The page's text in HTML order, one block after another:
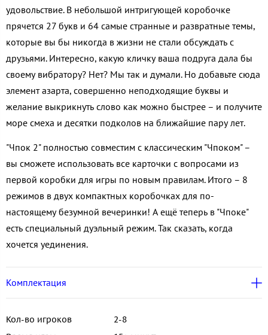
удовольствие. В небольшой интригующей коробочке
прячется 27 букв и 64 самые странные и развратные темы,
которые вы бы никогда в жизни не стали обсуждать с
друзьями. Интересно, какую кличку ваша подруга дала бы
своему вибратору? Нет? Мы так и думали. Но добавьте сюда
элемент азарта, совершенно неподходящие буквы и
желание выкрикнуть слово как можно быстрее – и получите
море смеха и десятки подколов на ближайшие пару лет.
"Чпок 2" полностью совместим с классическим "Чпоком" –
вы сможете использовать все карточки с вопросами из
первой коробки для игры по новым правилам. Итого – 8
режимов в двух компактных коробочках для по-
настоящему безумной вечеринки! А ещё теперь в "Чпоке"
есть специальный дуэльный режим. Так сказать, когда
хочется уединения.
Комплектация
Кол-во игроков
2-8